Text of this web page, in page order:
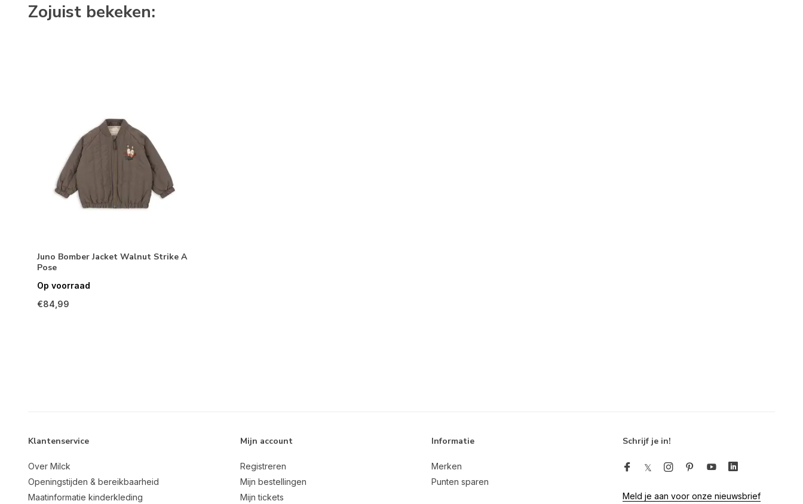
Zojuist bekeken:
Juno Bomber Jacket Walnut Strike A
Pose
Op voorraad
€84,99
Klantenservice
Over Milck
Openingstijden & bereikbaarheid
Maatinformatie kinderkleding
Mijn account
Registreren
Mijn bestellingen
Mijn tickets
Informatie
Merken
Punten sparen
Schrijf je in!
Meld je aan voor onze nieuwsbrief